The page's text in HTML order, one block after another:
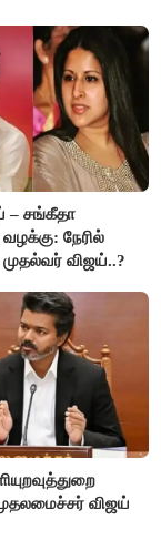
– சங்கீதா
நேரில்
விஜய்..?
விஜய்